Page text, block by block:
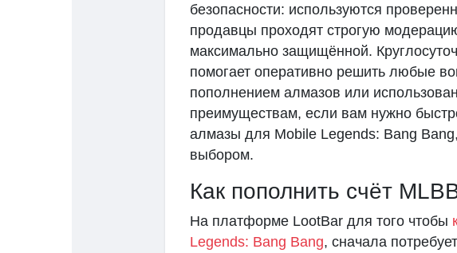
безопасности: используются
продавцы проходят строгую
максимально защищённой.
помогает оперативно решить любые
пополнением алмазов или
преимуществам, если вам нужно
алмазы для Mobile Legends: Bang
выбором.
Как пополнить счёт
На платформе LootBar для того чтобы
Legends: Bang Bang, сначала